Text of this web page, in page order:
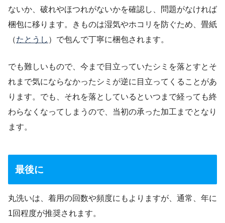
ないか、破れやほつれがないかを確認し、問題がなければ
梱包に移ります。きものは湿気やホコリを防ぐため、畳紙
（たとうし ）で包んで丁寧に梱包されます。
でも難しいもので、今まで目立っていたシミを落とすとそ
れまで気にならなかったシミが逆に目立ってくることがあ
ります。でも、それを落としているといつまで経っても終
わらなくなってしまうので、当初の承った加工までとなり
ます。
最後に
丸洗いは、着用の回数や頻度にもよりますが、通常、年に
1回程度が推奨されます。